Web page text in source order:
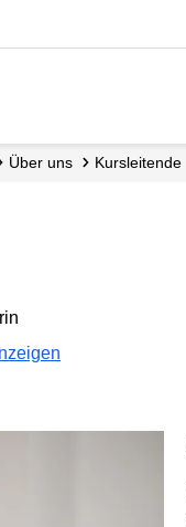
Über uns Kursleitende